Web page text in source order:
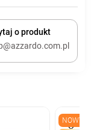
o produkt
NOWY